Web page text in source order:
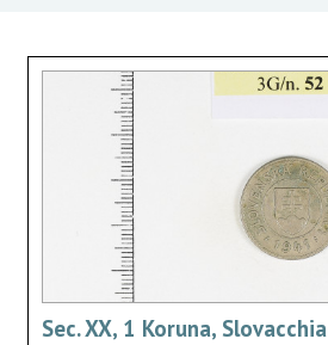
Sec. XX, 1 Koruna, Slovacchia